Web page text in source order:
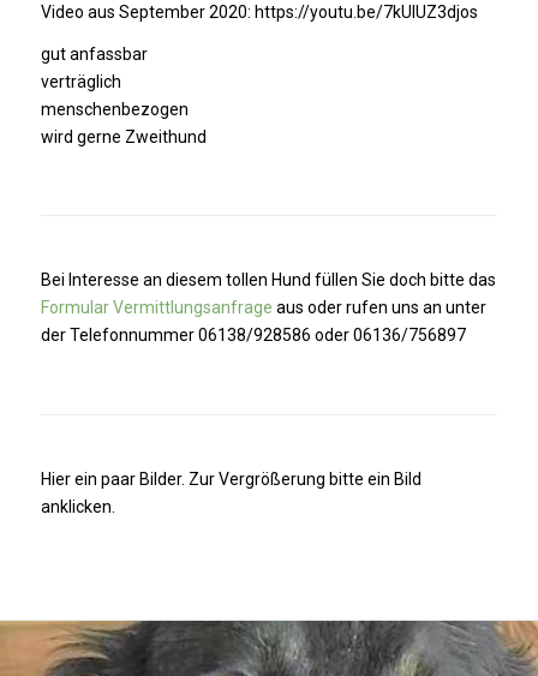
Video aus September 2020: https://youtu.be/7kUlUZ3djos
gut anfassbar
verträglich
menschenbezogen
wird gerne Zweithund
Bei Interesse an diesem tollen Hund füllen Sie doch bitte das
Formular Vermittlungsanfrage aus oder rufen uns an unter
der Telefonnummer 06138/928586 oder 06136/756897
Hier ein paar Bilder. Zur Vergrößerung bitte ein Bild
anklicken.